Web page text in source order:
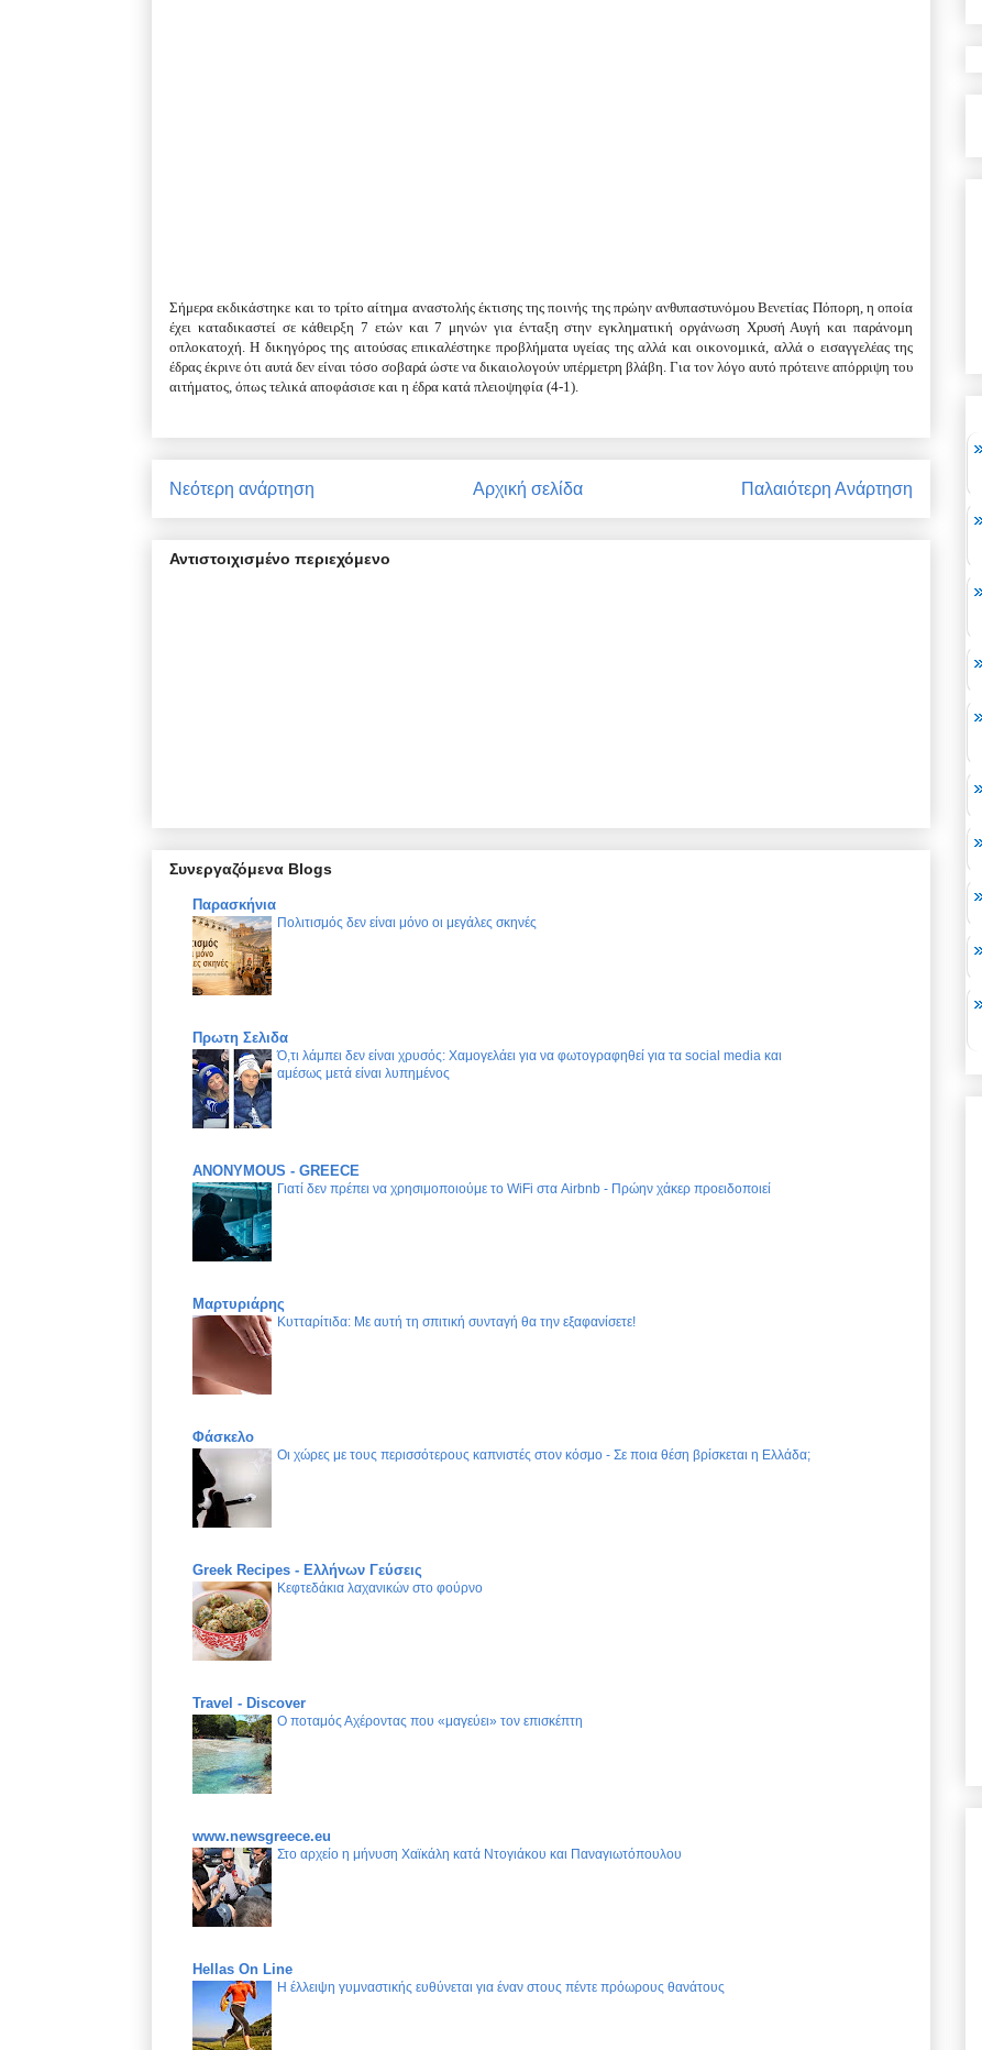
Σήμερα εκδικάστηκε και το τρίτο αίτημα αναστολής έκτισης της ποινής της πρώην ανθυπαστυνόμου Βενετίας Πόπορη, η οποία
έχει καταδικαστεί σε κάθειρξη 7 ετών και 7 μηνών για ένταξη στην εγκληματική οργάνωση Χρυσή Αυγή και παράνομη
οπλοκατοχή. Η δικηγόρος της αιτούσας επικαλέστηκε προβλήματα υγείας της αλλά και οικονομικά, αλλά ο εισαγγελέας της
έδρας έκρινε ότι αυτά δεν είναι τόσο σοβαρά ώστε να δικαιολογούν υπέρμετρη βλάβη. Για τον λόγο αυτό πρότεινε απόρριψη του
αιτήματος, όπως τελικά αποφάσισε και η έδρα κατά πλειοψηφία (4-1).
Νεότερη ανάρτηση Παλαιότερη Ανάρτηση
Αρχική σελίδα
Αντιστοιχισμένο περιεχόμενο
Συνεργαζόμενα Blogs
Παρασκήνια
Πολιτισμός δεν είναι μόνο οι μεγάλες σκηνές
Πρωτη Σελιδα
Ό,τι λάμπει δεν είναι χρυσός: Χαμογελάει για να φωτογραφηθεί για τα social media και
αμέσως μετά είναι λυπημένος
ANONYMOUS - GREECE
Γιατί δεν πρέπει να χρησιμοποιούμε το WiFi στα Airbnb - Πρώην χάκερ προειδοποιεί
Μαρτυριάρης
Κυτταρίτιδα: Με αυτή τη σπιτική συνταγή θα την εξαφανίσετε!
Φάσκελο
Οι χώρες με τους περισσότερους καπνιστές στον κόσμο - Σε ποια θέση βρίσκεται η Ελλάδα;
Greek Recipes - Ελλήνων Γεύσεις
Κεφτεδάκια λαχανικών στο φούρνο
Travel - Discover
Ο ποταμός Αχέροντας που «μαγεύει» τον επισκέπτη
www.newsgreece.eu
Στο αρχείο η μήνυση Χαϊκάλη κατά Ντογιάκου και Παναγιωτόπουλου
Hellas On Line
Η έλλειψη γυμναστικής ευθύνεται για έναν στους πέντε πρόωρους θανάτους